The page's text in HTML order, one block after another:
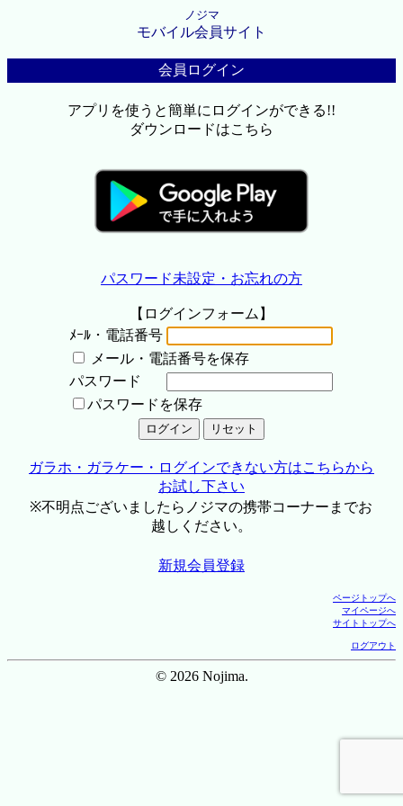
ノジマ
モバイル会員サイト
会員ログイン
アプリを使うと簡単にログインができる!!
ダウンロードはこちら
パスワード未設定・お忘れの方
【ログインフォーム】
ﾒｰﾙ・電話番号
メール・電話番号を保存
パスワード
パスワードを保存
ガラホ・ガラケー・ログインできない方はこちらから
お試し下さい
※不明点ございましたらノジマの携帯コーナーまでお
越しください。
新規会員登録
ページトップへ
マイページへ
サイトトップへ
ログアウト
© 2026 Nojima.